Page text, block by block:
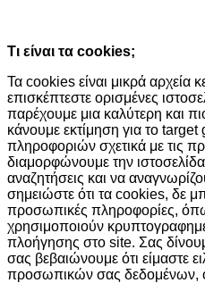
Τι είναι τα cookies;
Τα cookies είναι μικρά αρχεία
επισκέπτεστε ορισμένες
παρέχουμε μια καλύτερη και
κάνουμε εκτίμηση για το
πληροφοριών σχετικά με τις
διαμορφώνουμε την
αναζητήσεις και να
σημειώστε ότι τα cookies, δε
προσωπικές πληροφορίες,
χρησιμοποιούν
πλοήγησης στο site. Σας
σας βεβαιώνουμε ότι είμαστε
προσωπικών σας δεδομένων,